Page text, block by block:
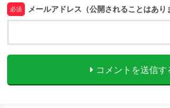
必須 メールアドレス（公開されることはあり
コメントを送信す